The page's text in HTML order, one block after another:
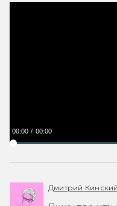
00:00 00:00
Дмитрий Кинский